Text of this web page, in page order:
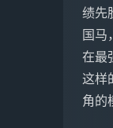
绩先
国马
在最
这样